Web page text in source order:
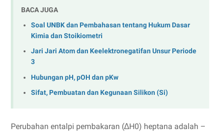
BACA JUGA
Soal UNBK dan Pembahasan tentang Hukum Dasar
Kimia dan Stoikiometri
Jari Jari Atom dan Keelektronegatifan Unsur Periode
3
Hubungan pH, pOH dan pKw
Sifat, Pembuatan dan Kegunaan Silikon (Si)
Perubahan entalpi pembakaran (∆H0) heptana adalah –